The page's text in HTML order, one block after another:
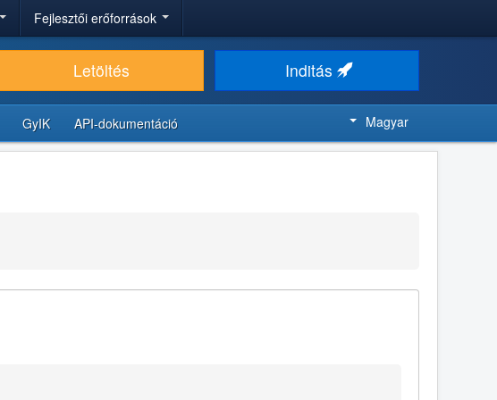
Fejlesztői erőforrások
Letöltés Inditás
GyIK API-dokumentáció Magyar